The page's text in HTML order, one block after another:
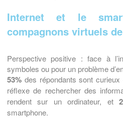
Internet et le
compagnons virtuels
Perspective positive : face à
symboles ou pour un problème
53% des répondants sont
réflexe de rechercher des
rendent sur un ordinateur, et
smartphone.